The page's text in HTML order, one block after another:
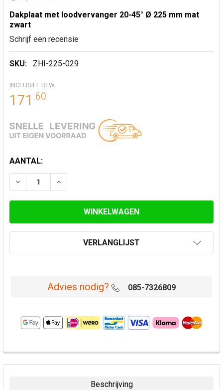
Dakplaat met loodvervanger 20-45° Ø 225 mm mat
zwart
Schrijf een recensie
SKU: ZHI-225-029
INCLUSIEF BTW
171 .60
HUIDIGE
VOORRAAD:
AANTAL:
VERLAAG AANTAL VAN DAKPLAAT MET
VERHOOG AANTAL VAN DAKPLAAT MET
VERLANGLIJST
Advies nodig? 085-7326809
VAAK
SAMEN
Beschrijving